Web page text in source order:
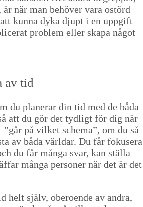
är när man behöver vara ostörd
kun­na dyka djupt i en uppgift
prob­lem eller ska­pa något
av tid
du planer­ar din tid med de båda
att du gör det tydligt för dig när
”går på vilket schema”, om du så
av båda värl­dar. Du får fokusera
du får mån­ga svar, kan stäl­la
mån­ga per­son­er när det är det
helt själv, oberoende av andra,